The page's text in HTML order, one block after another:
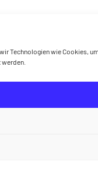
Technologien wie Cookies,